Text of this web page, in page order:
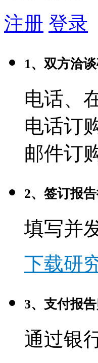
注册 登录
1、双方洽
电话、
电话订
邮件订
2、签订报
填写并
下载研
3、支付报
通过银